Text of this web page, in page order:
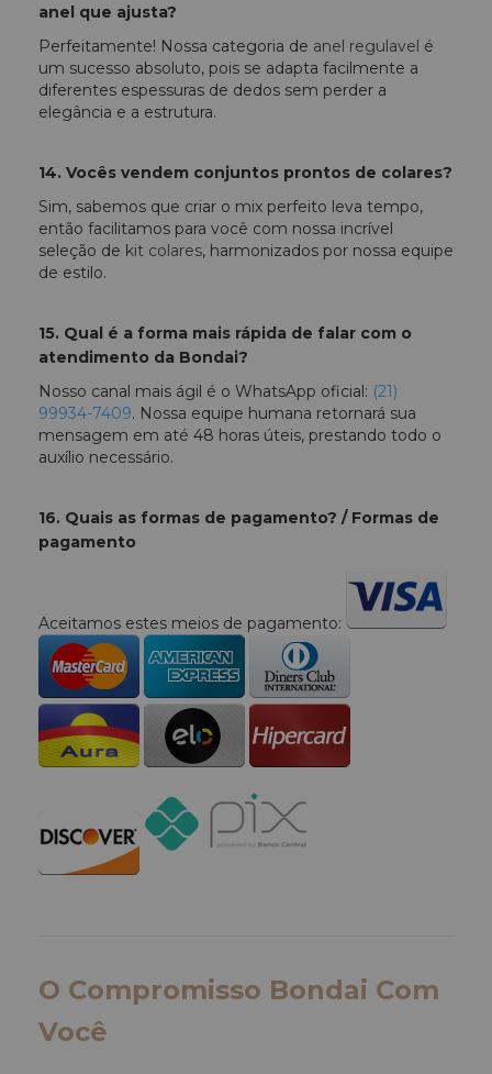
anel que ajusta?
Perfeitamente! Nossa categoria de anel regulavel é
um sucesso absoluto, pois se adapta facilmente a
diferentes espessuras de dedos sem perder a
elegância e a estrutura.
14. Vocês vendem conjuntos prontos de colares?
Sim, sabemos que criar o mix perfeito leva tempo,
então facilitamos para você com nossa incrível
seleção de kit colares, harmonizados por nossa equipe
de estilo.
15. Qual é a forma mais rápida de falar com o
atendimento da Bondai?
Nosso canal mais ágil é o WhatsApp oficial: (21)
99934-7409. Nossa equipe humana retornará sua
mensagem em até 48 horas úteis, prestando todo o
auxílio necessário.
16. Quais as formas de pagamento? / Formas de
pagamento
Aceitamos estes meios de pagamento:
O Compromisso Bondai Com
Você